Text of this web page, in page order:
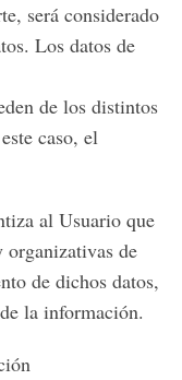
será considerado
Los datos de
de los distintos
caso, el
al Usuario que
organizativas de
de dichos datos,
la información.